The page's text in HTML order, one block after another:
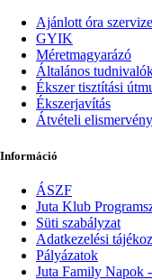
Ajánlott óra
GYIK
Méretmagyarázó
Általános
Ékszer tisztítási
Ékszerjavítás
Átvételi elismervény
Információ
ÁSZF
Juta Klub
Süti szabályzat
Adatkezelési
Pályázatok
Juta Family Napok